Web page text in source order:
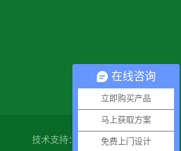
技术支持： 红黑网络
在线咨询
立即购买产品
马上获取方案
免费上门设计